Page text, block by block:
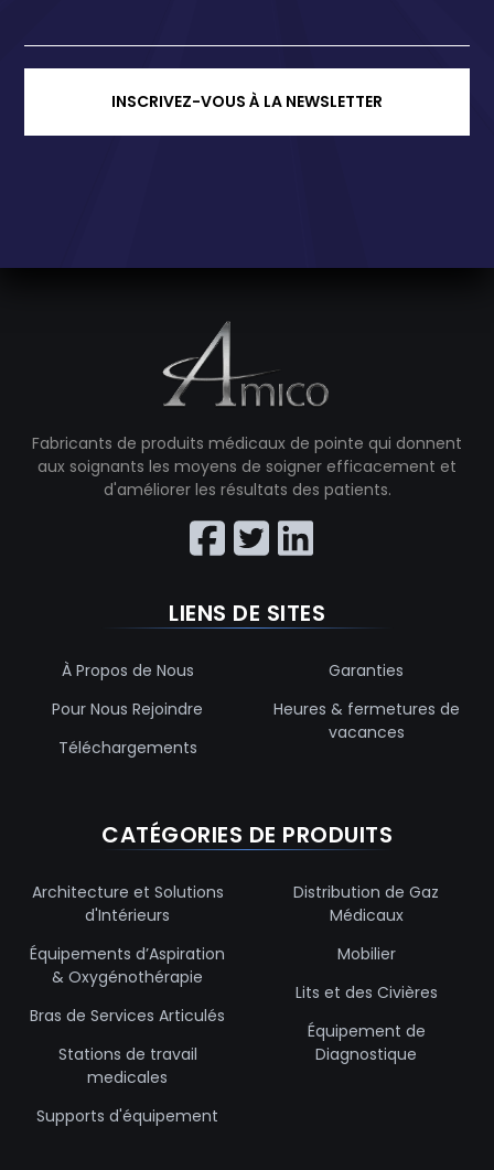
INSCRIVEZ-VOUS À LA NEWSLETTER
Fabricants de produits médicaux de pointe qui donnent
aux soignants les moyens de soigner efficacement et
d'améliorer les résultats des patients.
LIENS DE SITES
À Propos de Nous
Pour Nous Rejoindre
Téléchargements
Garanties
Heures & fermetures de
vacances
CATÉGORIES DE PRODUITS
Architecture et Solutions
d'Intérieurs
Équipements d’Aspiration
& Oxygénothérapie
Bras de Services Articulés
Stations de travail
medicales
Supports d'équipement
Distribution de Gaz
Médicaux
Mobilier
Lits et des Civières
Équipement de
Diagnostique